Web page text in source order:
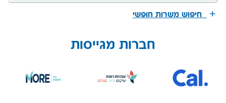
חיפוש משרות חופשי
חברות מגייסות